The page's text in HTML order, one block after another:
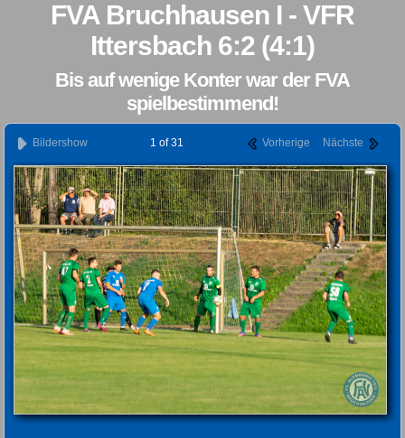
FVA Bruchhausen I - VFR
Ittersbach 6:2 (4:1)
Bis auf wenige Konter war der FVA
spielbestimmend!
Bildershow Vorherige Nächste
1 of 31